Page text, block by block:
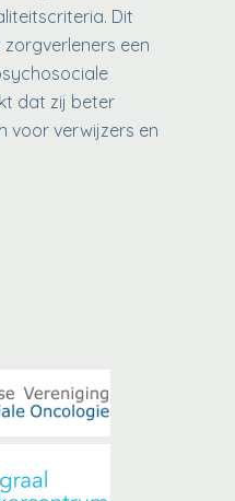
Dit
een
dat zij beter
voor verwijzers en